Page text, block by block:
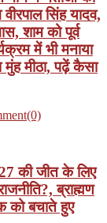
सिंह यादव,
शाम को पूर्व
में भी मनाया
मुंह मीठा, पढ़ें कैसा
की जीत के लिए
ब्राह्मण
को बचाते हुए